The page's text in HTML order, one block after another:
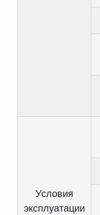
Условия
эксплуатации